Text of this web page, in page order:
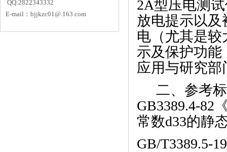
QQ:2822343332
E-mail： bjjkzc01@.163.com
2A型压电测
放电提示以
电（尤其是
示及保护功
应用与研究
二、参考
GB3389.4-82
常数d33的静
GB/T3389.5-